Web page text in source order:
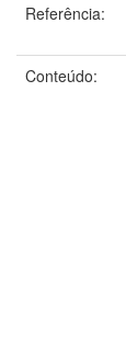
Referência:
Conteúdo: